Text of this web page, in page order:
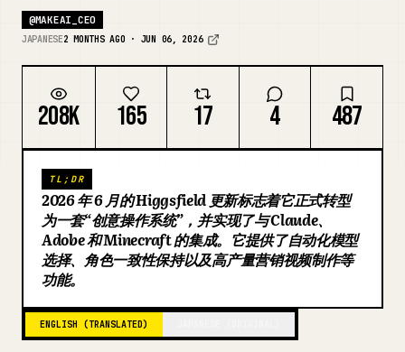
Prompts
Pricing
Download
Blog
Updates
12. 总结：4 月之后 Higgsfield 的“本质”
@MAKEAI_CEO
JAPANESE2 MONTHS AGO · JUN 06, 2026
208K 165 17 4 487
TL;DR
2026 年 6 月的 Higgsfield 更新标志着它正式转型
为一套“创意操作系统”，并实现了与 Claude、
Adobe 和 Minecraft 的集成。它提供了自动化模型
选择、角色一致性保持以及高产量营销视频制作等
功能。
ENGLISH (TRANSLATED)